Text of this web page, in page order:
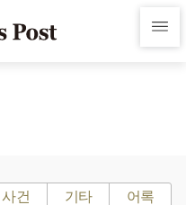
사건 기타 어록